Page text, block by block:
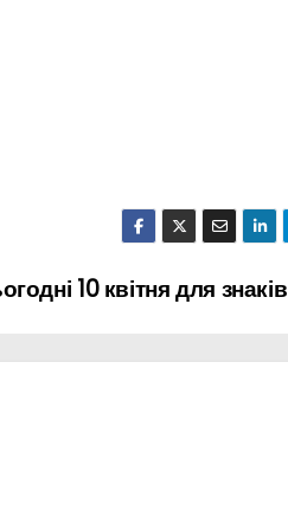
10 квітня для знаків